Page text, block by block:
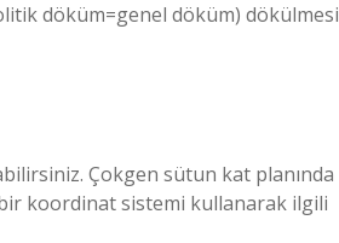
döküm=genel döküm) dökülmesi
Çokgen sütun kat planında
koordinat sistemi kullanarak ilgili